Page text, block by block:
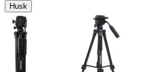
Husk